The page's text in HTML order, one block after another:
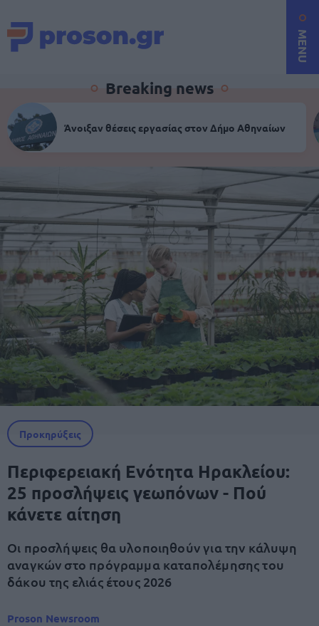
MENU
Breaking news
Άνοιξαν θέσεις εργασίας στον Δήμο Αθηναίων
Προκηρύξεις
Περιφερειακή Ενότητα Ηρακλείου:
25 προσλήψεις γεωπόνων - Πού
κάνετε αίτηση
Οι προσλήψεις θα υλοποιηθούν για την κάλυψη
αναγκών στο πρόγραμμα καταπολέμησης του
δάκου της ελιάς έτους 2026
Proson Newsroom